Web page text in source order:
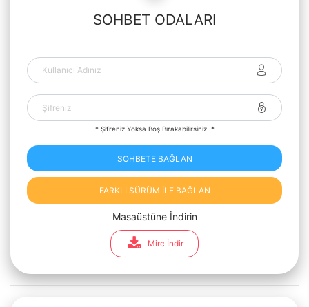
SOHBET ODALARI
* Şifreniz Yoksa Boş Bırakabilirsiniz. *
SOHBETE BAĞLAN
FARKLI SÜRÜM İLE BAĞLAN
Masaüstüne İndirin
Mirc İndir